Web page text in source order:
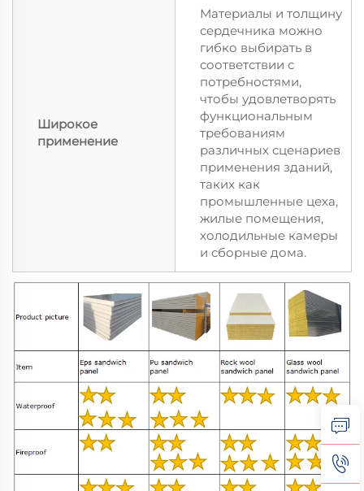
Широкое
применение
Материалы и толщину
сердечника можно
гибко выбирать в
соответствии с
потребностями,
чтобы удовлетворять
функциональным
требованиям
различных сценариев
применения зданий,
таких как
промышленные цеха,
жилые помещения,
холодильные камеры
и сборные дома.